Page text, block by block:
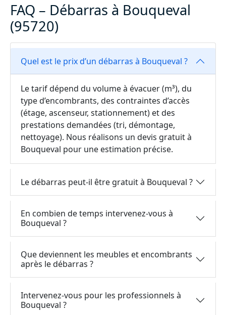
FAQ – Débarras à Bouqueval
(95720)
Quel est le prix d’un débarras à Bouqueval ?
Le tarif dépend du volume à évacuer (m³), du
type d’encombrants, des contraintes d’accès
(étage, ascenseur, stationnement) et des
prestations demandées (tri, démontage,
nettoyage). Nous réalisons un devis gratuit à
Bouqueval pour une estimation précise.
Le débarras peut-il être gratuit à Bouqueval ?
En combien de temps intervenez-vous à
Bouqueval ?
Que deviennent les meubles et encombrants
après le débarras ?
Intervenez-vous pour les professionnels à
Bouqueval ?